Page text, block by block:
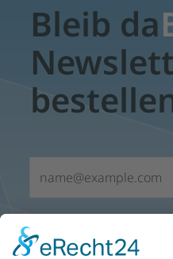
Bleib da
Sie möchten den E-Mail-
Öffnen Sie einfach einen